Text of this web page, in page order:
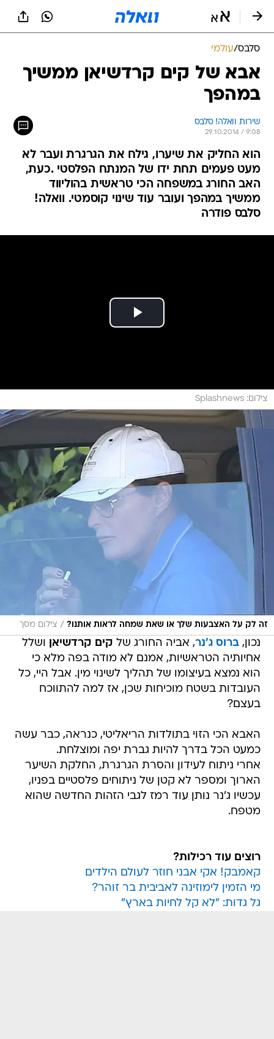
סלבס/עולמי
אבא של קים קרדשיאן ממשיך
במהפך
שירות וואלה! סלבס
29.10.2014 / 9:08
הוא החליק את שיערו, גילח את הגרגרת ועבר לא
מעט פעמים תחת ידו של המנתח הפלסטי .כעת,
האב החורג במשפחה הכי טראשית בהוליווד
ממשיך במהפך ועובר עוד שינוי קוסמטי. וואלה!
סלבס פודרה
צילום: Splashnews
זה לק על האצבעות שלך או שאת שמחה לראות אותנו? / צילום מסך
נכון,ברוס ג'נר, אביה החורג של קים קרדשיאן ושלל
אחיותיה הטראשיות, אמנם לא מודה בפה מלא כי
הוא נמצא בעיצומו של תהליך לשינוי מין. אבל היי, כל
העובדות בשטח מוכיחות שכן, אז למה להתווכח
בעצם?
האבא הכי הזוי בתולדות הריאליטי, כנראה, כבר עשה
כמעט הכל בדרך להיות גברת יפה ומוצלחת.
אחרי ניתוח לעידון והסרת הגרגרת, החלקת השיער
הארוך ומספר לא קטן של ניתוחים פלסטיים בפניו,
עכשיו ג'נר נותן עוד רמז לגבי הזהות החדשה שהוא
מטפח.
רוצים עוד רכילות?
קאמבק! אקי אבני חוזר לעולם הילדים
מי הזמין לימוזינה לאביבית בר זוהר?
גל גדות: "לא קל לחיות בארץ"